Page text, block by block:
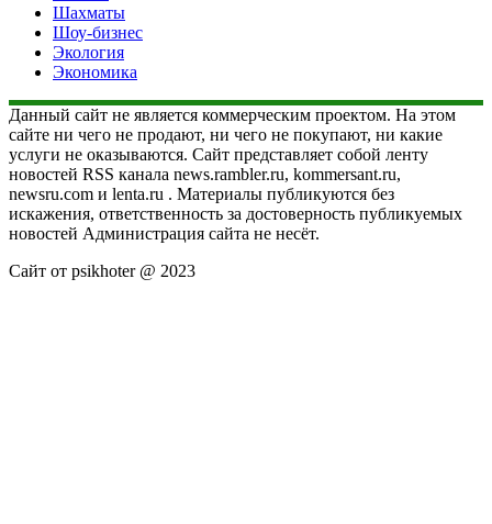
Шахматы
Шоу-бизнес
Экология
Экономика
Данный сайт не является коммерческим проектом. На этом
сайте ни чего не продают, ни чего не покупают, ни какие
услуги не оказываются. Сайт представляет собой ленту
новостей RSS канала news.rambler.ru, kommersant.ru,
newsru.com и lenta.ru . Материалы публикуются без
искажения, ответственность за достоверность публикуемых
новостей Администрация сайта не несёт.
Сайт от psikhoter @ 2023